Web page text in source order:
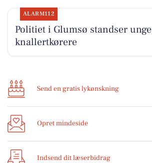
ALARM112
Politiet i Glumsø standser unge
knallertkørere
Send en gratis lykønskning
Opret mindeside
Indsend dit læserbidrag